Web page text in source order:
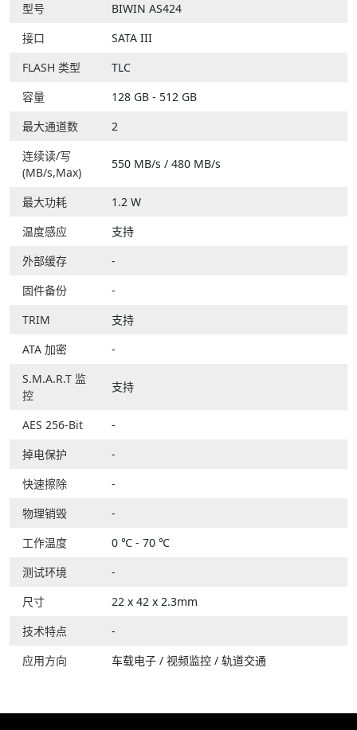
型号
BIWIN AS424
接口
SATA III
FLASH 类型
TLC
容量
128 GB - 512 GB
最大通道数
2
连续读/写
(MB/s,Max)
550 MB/s / 480 MB/s
最大功耗
1.2 W
温度感应
支持
外部缓存
-
固件备份
-
TRIM
支持
ATA 加密
-
S.M.A.R.T 监
控
支持
AES 256-Bit
-
掉电保护
-
快速擦除
-
物理销毁
-
工作温度
0 ℃ - 70 ℃
测试环境
-
尺寸
22 x 42 x 2.3mm
技术特点
-
应用方向
车载电子 / 视频监控 / 轨道交通